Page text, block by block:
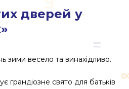
дверей у
зими весело та винахідливо.
грандіозне свято для батьків